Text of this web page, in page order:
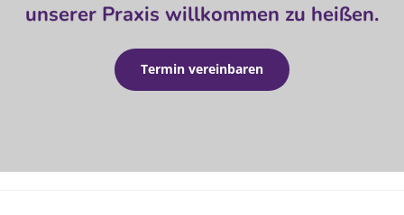
unserer Praxis willkommen zu heißen.
Termin vereinbaren